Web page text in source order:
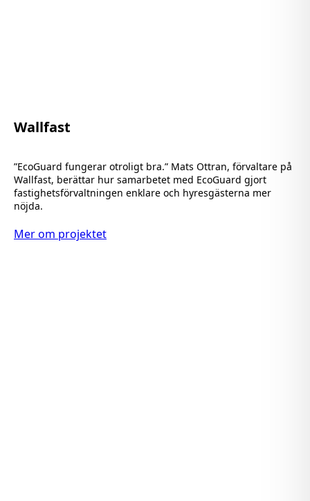
Wallfast
”EcoGuard fungerar otroligt bra.” Mats Ottran, förvaltare på
Wallfast, berättar hur samarbetet med EcoGuard gjort
fastighetsförvaltningen enklare och hyresgästerna mer
nöjda.
Mer om projektet